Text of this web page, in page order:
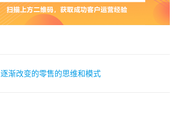
逐渐改变的零售的思维和模式